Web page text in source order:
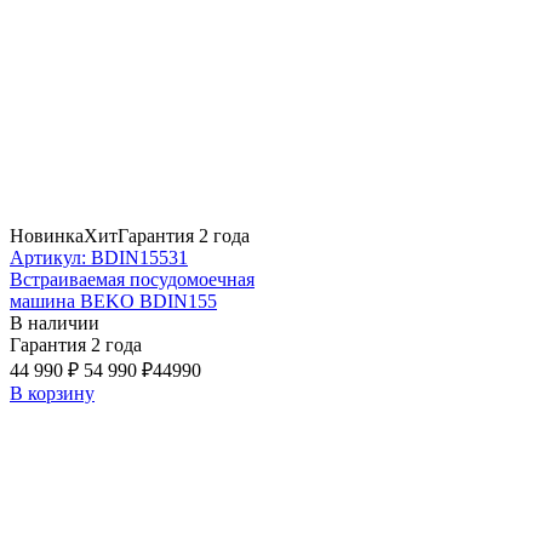
НовинкаХитГарантия 2 года
Артикул: BDIN15531
Встраиваемая посудомоечная
машина BEKO BDIN155
В наличии
Гарантия 2 года
44 990 ₽ 54 990 ₽44990
В корзину